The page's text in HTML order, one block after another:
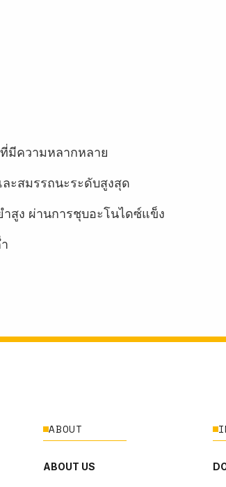
มีความหลากหลาย
ะสมรรถนะระดับสูงสุด
สูง ผ่านการชุบอะโนไดซ์แข็ง
ABOUT
ABOUT US